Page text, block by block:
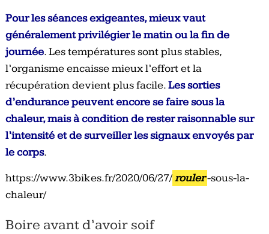
Pour les séances exigeantes, mieux vaut
généralement privilégier le matin ou la fin de
journée. Les températures sont plus stables,
l’organisme encaisse mieux l’effort et la
récupération devient plus facile.Les sorties
d’endurance peuvent encore se faire sous la
chaleur, mais à condition de rester raisonnable sur
l’intensité et de surveiller les signaux envoyés par
le corps.
https://www.3bikes.fr/2020/06/27/rouler-sous-la-
chaleur/
Boire avant d’avoir soif